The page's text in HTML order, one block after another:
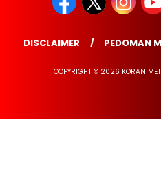
DISCLAIMER PEDOMAN
COPYRIGHT © 2026 KORAN